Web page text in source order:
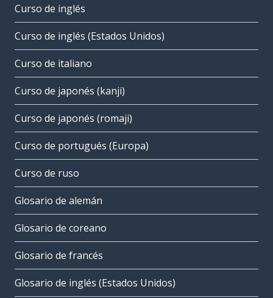
Curso de inglés
Curso de inglés (Estados Unidos)
Curso de italiano
Curso de japonés (kanji)
Curso de japonés (romaji)
Curso de portugués (Europa)
Curso de ruso
Glosario de alemán
Glosario de coreano
Glosario de francés
Glosario de inglés (Estados Unidos)